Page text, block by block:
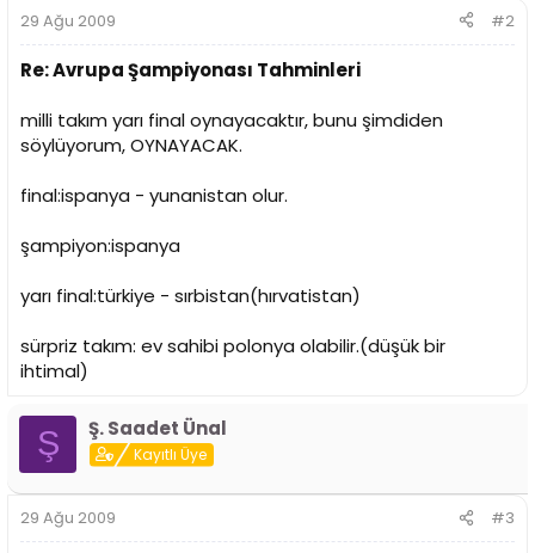
29 Ağu 2009 #2
Re: Avrupa Şampiyonası Tahminleri
milli takım yarı final oynayacaktır, bunu şimdiden
söylüyorum, OYNAYACAK.
final:ispanya - yunanistan olur.
şampiyon:ispanya
yarı final:türkiye - sırbistan(hırvatistan)
sürpriz takım: ev sahibi polonya olabilir.(düşük bir
ihtimal)
Ş Ş. Saadet Ünal
Kayıtlı Üye
29 Ağu 2009 #3